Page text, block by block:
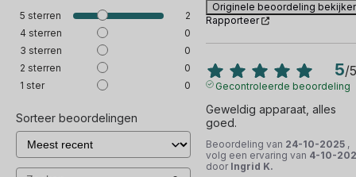
5 sterren
2
4 sterren
0
3 sterren
0
2 sterren
0
1 ster 0
Sorteer beoordelingen
Originele beoordeling
Rapporteer
5/5
Gecontroleerde beoordeling
Geweldig apparaat, alles
goed.
Beoordeling van 24-10-2025 ,
volg een ervaring van 4-10-
door Ingrid K.